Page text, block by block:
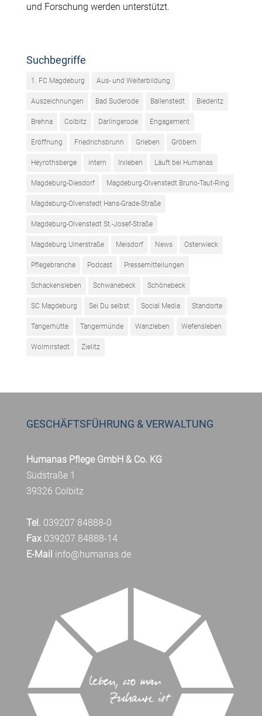
und Forschung werden unterstützt.
Suchbegriffe
1. FC Magdeburg Aus- und Weiterbildung
Auszeichnungen Bad Suderode Ballenstedt Biederitz
Brehna Colbitz Darlingerode Engagement
Eröffnung Friedrichsbrunn Grieben Gröbern
Heyrothsberge intern Irxleben Läuft bei Humanas
Magdeburg-Diesdorf Magdeburg-Olvenstedt Bruno-Taut-Ring
Magdeburg-Olvenstedt Hans-Grade-Straße
Magdeburg-Olvenstedt St.-Josef-Straße
Magdeburg Ulnerstraße Meisdorf News Osterwieck
Pflegebranche Podcast Pressemitteilungen
Schackensleben Schwanebeck Schönebeck
SC Magdeburg Sei Du selbst Social Media Standorte
Tangerhütte Tangermünde Wanzleben Wefensleben
Wolmirstedt Zielitz
GESCHÄFTSFÜHRUNG & VERWALTUNG
Humanas Pflege GmbH & Co. KG
Südstraße 1
39326 Colbitz
Tel. 039207 84888-0
Fax039207 84888-14
E-Mail info@humanas.de